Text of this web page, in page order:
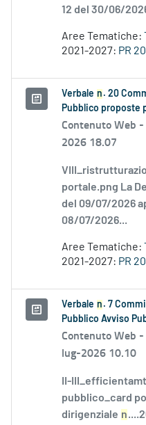
12 del 30/06/
Aree Tematiche:
2021-2027: PR
Verbale n . 20
Pubblico proposte
Contenuto Web -
2026 18.07
portale.png La
del 09/07/2026
08/07/2026...
Aree Tematiche:
2021-2027: PR
Verbale n . 7
Pubblico Avviso
Contenuto Web -
lug-2026 10.10
II-
pubblico_card
dirigenziale n